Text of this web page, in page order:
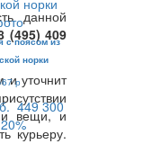
данной
(495) 409
и уточнит
вещи, и
курьеру.
с поясом из
норки
р
449 300
20%